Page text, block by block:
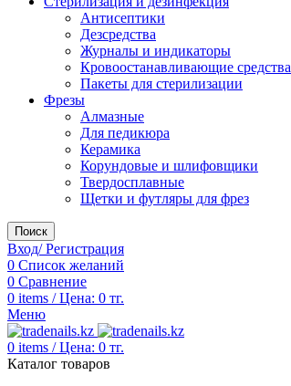
Антисептики
Дезсредства
Журналы и индикаторы
Кровоостанавливающие средства
Пакеты для стерилизации
Фрезы
Алмазные
Для педикюра
Керамика
Корундовые и шлифовщики
Твердосплавные
Щетки и футляры для фрез
Поиск
Вход/ Регистрация
0 Список желаний
0 Сравнение
0 items / Цена: 0 тг.
Меню
0 items / Цена: 0 тг.
Каталог товаров